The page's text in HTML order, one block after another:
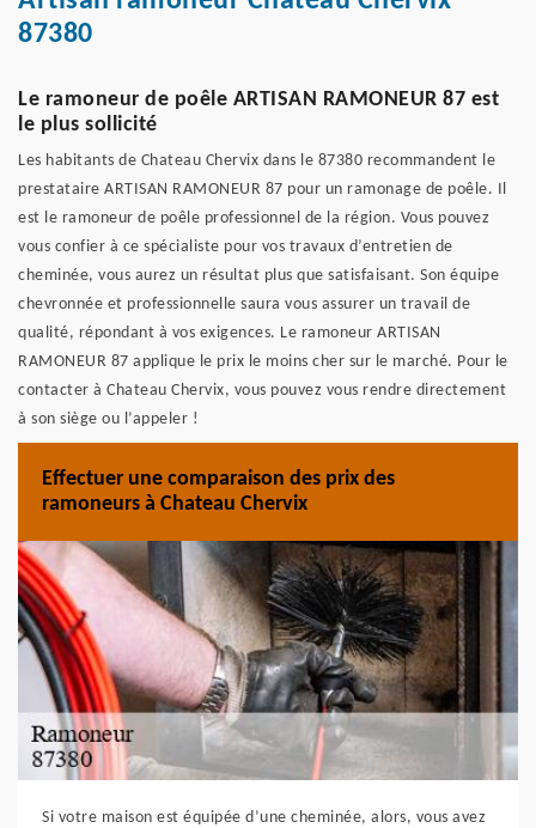
87380
Le ramoneur de poêle ARTISAN RAMONEUR 87 est
le plus sollicité
Les habitants de Chateau Chervix dans le 87380 recommandent le
prestataire ARTISAN RAMONEUR 87 pour un ramonage de poêle. Il
est le ramoneur de poêle professionnel de la région. Vous pouvez
vous confier à ce spécialiste pour vos travaux d’entretien de
cheminée, vous aurez un résultat plus que satisfaisant. Son équipe
chevronnée et professionnelle saura vous assurer un travail de
qualité, répondant à vos exigences. Le ramoneur ARTISAN
RAMONEUR 87 applique le prix le moins cher sur le marché. Pour le
contacter à Chateau Chervix, vous pouvez vous rendre directement
à son siège ou l’appeler !
Effectuer une comparaison des prix des
ramoneurs à Chateau Chervix
Si votre maison est équipée d’une cheminée, alors, vous avez